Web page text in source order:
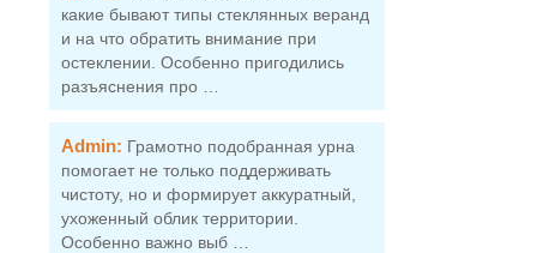
какие бывают типы стеклянных веранд
и на что обратить внимание при
остеклении. Особенно пригодились
разъяснения про …
Admin: Грамотно подобранная урна
помогает не только поддерживать
чистоту, но и формирует аккуратный,
ухоженный облик территории.
Особенно важно выб …